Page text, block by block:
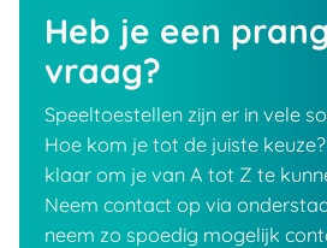
Heb je een
vraag?
Speeltoestellen zijn er in vele
Hoe kom je tot de juiste
klaar om je van A tot Z te
Neem contact op via
neem zo spoedig mogelijk